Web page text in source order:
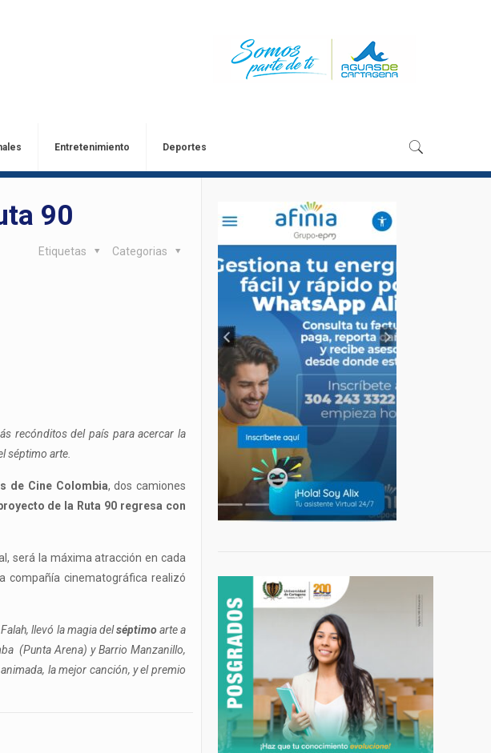
Entretenimiento Deportes
90
Categorias
Etiquetas
recónditos del país para acercar la
séptimo arte.
de Cine Colombia, dos camiones
de la Ruta 90 regresa con
será la máxima atracción en cada
compañía cinematográfica realizó
llevó la magia delséptimoarte a
(Punta Arena) y Barrio Manzanillo,
la mejor canción, y el premio